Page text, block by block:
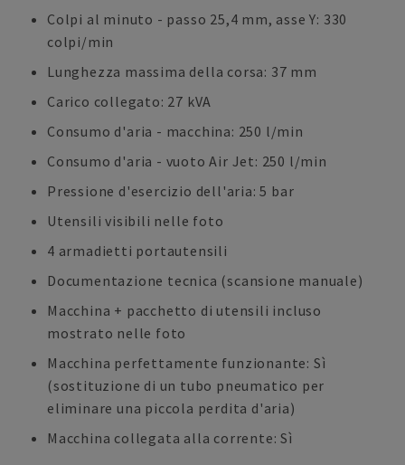
Colpi al minuto - passo 25,4 mm, asse Y: 330
colpi/min
Lunghezza massima della corsa: 37 mm
Carico collegato: 27 kVA
Consumo d'aria - macchina: 250 l/min
Consumo d'aria - vuoto Air Jet: 250 l/min
Pressione d'esercizio dell'aria: 5 bar
Utensili visibili nelle foto
4 armadietti portautensili
Documentazione tecnica (scansione manuale)
Macchina + pacchetto di utensili incluso
mostrato nelle foto
Macchina perfettamente funzionante: Sì
(sostituzione di un tubo pneumatico per
eliminare una piccola perdita d'aria)
Macchina collegata alla corrente: Sì